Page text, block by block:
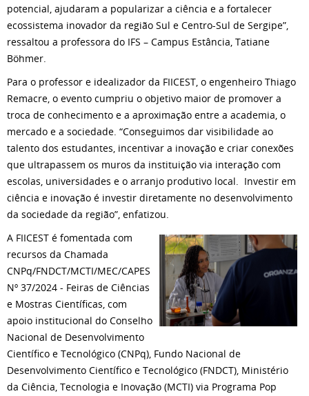
potencial, ajudaram a popularizar a ciência e a fortalecer
ecossistema inovador da região Sul e Centro-Sul de Sergipe”,
ressaltou a professora do IFS – Campus Estância, Tatiane
Böhmer.
Para o professor e idealizador da FIICEST, o engenheiro Thiago
Remacre, o evento cumpriu o objetivo maior de promover a
troca de conhecimento e a aproximação entre a academia, o
mercado e a sociedade. “Conseguimos dar visibilidade ao
talento dos estudantes, incentivar a inovação e criar conexões
que ultrapassem os muros da instituição via interação com
escolas, universidades e o arranjo produtivo local. Investir em
ciência e inovação é investir diretamente no desenvolvimento
da sociedade da região”, enfatizou.
A FIICEST é fomentada com
recursos da Chamada
CNPq/FNDCT/MCTI/MEC/CAPES
Nº 37/2024 - Feiras de Ciências
e Mostras Científicas, com
apoio institucional do Conselho
Nacional de Desenvolvimento
Científico e Tecnológico (CNPq), Fundo Nacional de
Desenvolvimento Científico e Tecnológico (FNDCT), Ministério
da Ciência, Tecnologia e Inovação (MCTI) via Programa Pop